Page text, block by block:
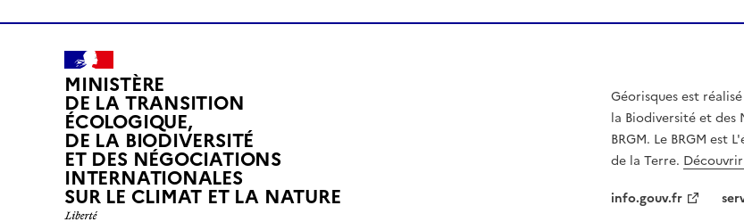
MINISTÈRE
DE LA TRANSITION
ÉCOLOGIQUE,
DE LA BIODIVERSITÉ
ET DES NÉGOCIATIONS
INTERNATIONALES
SUR LE CLIMAT ET LA NATUREL
Géorisques est
la Biodiversité et
BRGM. Le BRGM
de la Terre. Découvrir
info.gouv.fr